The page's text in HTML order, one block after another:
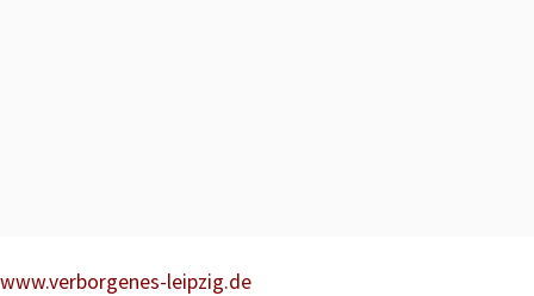
www.verborgenes-leipzig.de